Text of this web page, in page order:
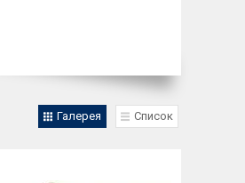
Галерея Список